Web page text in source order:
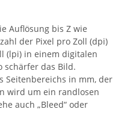
Auflösung bis Z wie
der Pixel pro Zoll (dpi)
(lpi) in einem digitalen
schärfer das Bild.
Seitenbereichs in mm, der
wird um ein randlosen
auch „Bleed“ oder